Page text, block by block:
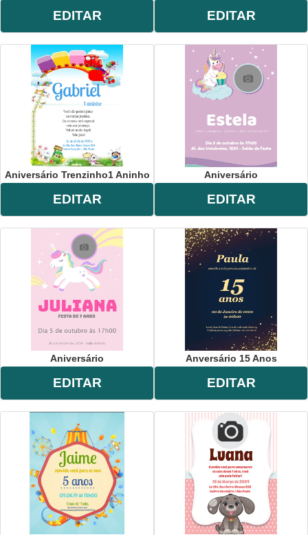
EDITAR EDITAR
Aniversário Trenzinho1 Aninho
EDITAR
Aniversário
EDITAR
Aniversário
EDITAR
Anversário 15 Anos
EDITAR